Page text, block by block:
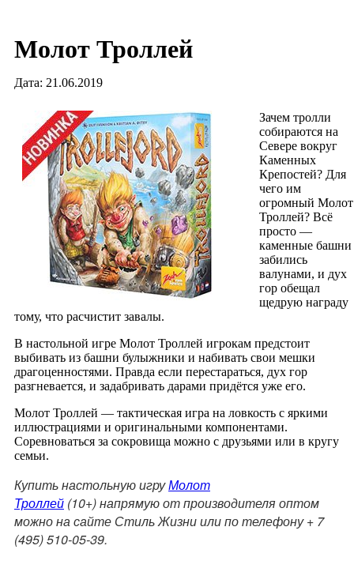
Молот Троллей
Дата: 21.06.2019
Зачем тролли
собираются на
Севере вокруг
Каменных
Крепостей? Для
чего им
огромный Молот
Троллей? Всё
просто —
каменные башни
забились
валунами, и дух
гор обещал
щедрую награду
тому, что расчистит завалы.
В настольной игре Молот Троллей игрокам предстоит
выбивать из башни булыжники и набивать свои мешки
драгоценностями. Правда если перестараться, дух гор
разгневается, и задабривать дарами придётся уже его.
Молот Троллей — тактическая игра на ловкость с яркими
иллюстрациями и оригинальными компонентами.
Соревноваться за сокровища можно с друзьями или в кругу
семьи.
Купить настольную игруМолот
Троллей (10+)напрямую от производителя оптом
можно на сайте Стиль Жизни или по телефону + 7
(495) 510-05-39.